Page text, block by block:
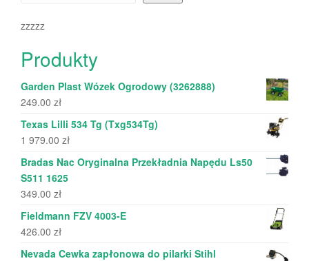
zzzzz
Produkty
Garden Plast Wózek Ogrodowy (3262888)
249.00 zł
Texas Lilli 534 Tg (Txg534Tg)
1 979.00 zł
Bradas Nac Oryginalna Przekładnia Napędu Ls50
S511 1625
349.00 zł
Fieldmann FZV 4003-E
426.00 zł
Nevada Cewka zapłonowa do pilarki Stihl